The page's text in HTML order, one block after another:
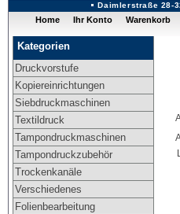
Daimlerstraße 28-
Home Ihr Konto Warenkorb
Kategorien
Druckvorstufe
Kopiereinrichtungen
Siebdruckmaschinen
Textildruck
Tampondruckmaschinen
Tampondruckzubehör
Trockenkanäle
Verschiedenes
Folienbearbeitung